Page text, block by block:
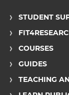
STUDENT
COURSES
GUIDES
TEACHING